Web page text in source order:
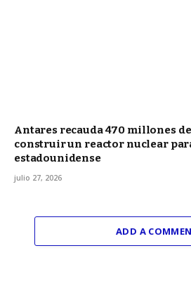
Antares recauda 470 millones
construir un reactor nuclear
estadounidense
julio 27, 2026
ADD A